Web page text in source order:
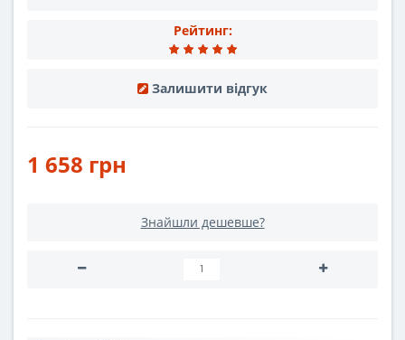
Рейтинг:
Залишити відгук
1 658 грн
Знайшли дешевше?